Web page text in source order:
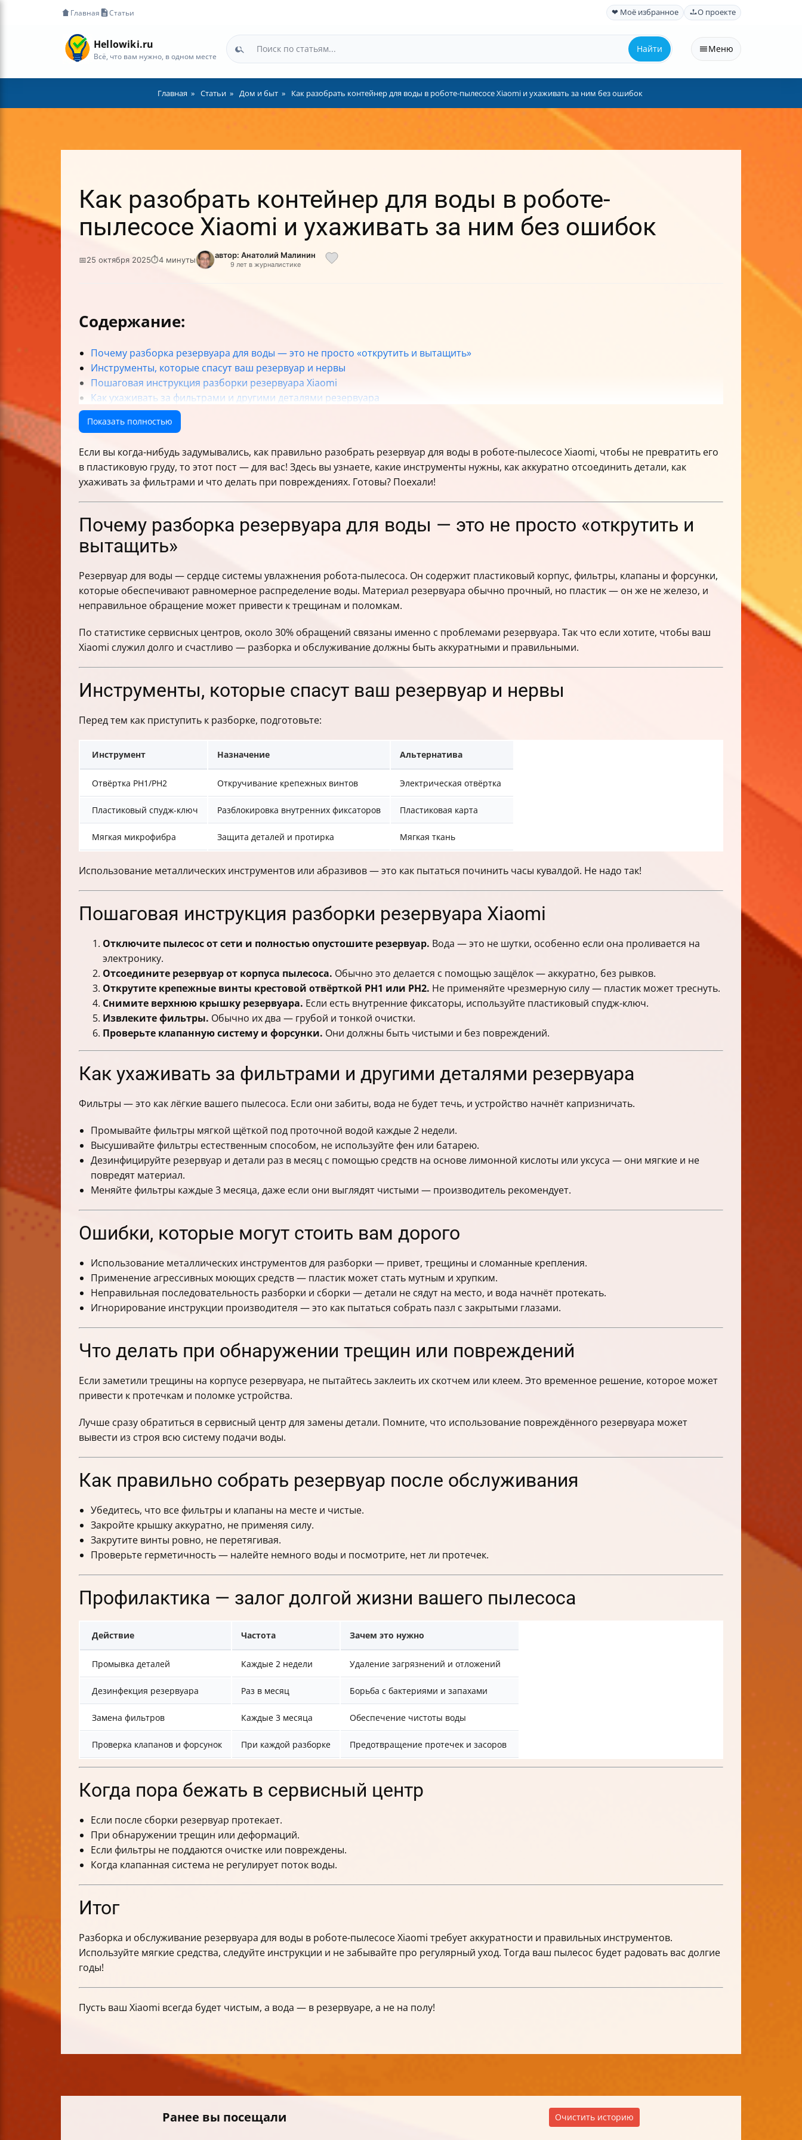
Главная Статьи ❤ Моё избранное О проекте
Hellowiki.ru
Всё, что вам нужно, в одном месте
Найти Меню
Главная Статьи Дом и быт Как разобрать контейнер для воды в роботе-пылесосе Xiaomi и ухаживать за ним без ошибок
Как разобрать контейнер для воды в роботе-
пылесосе Xiaomi и ухаживать за ним без ошибок
📅25 октября 2025⏱4 минуты автор: Анатолий Малинин
9 лет в журналистике
Содержание:
Почему разборка резервуара для воды — это не просто «открутить и вытащить»
Инструменты, которые спасут ваш резервуар и нервы
Пошаговая инструкция разборки резервуара Xiaomi
Как ухаживать за фильтрами и другими деталями резервуара
Ошибки, которые могут стоить вам дорого
Что делать при обнаружении трещин или повреждений
Профилактика — залог долгой жизни вашего пылесоса
Когда пора бежать в сервисный центр
Итог
Показать полностью
Если вы когда-нибудь задумывались, как правильно разобрать резервуар для воды в роботе-пылесосе Xiaomi, чтобы не превратить его
в пластиковую груду, то этот пост — для вас! Здесь вы узнаете, какие инструменты нужны, как аккуратно отсоединить детали, как
ухаживать за фильтрами и что делать при повреждениях. Готовы? Поехали!
Почему разборка резервуара для воды — это не просто «открутить и
вытащить»
Резервуар для воды — сердце системы увлажнения робота-пылесоса. Он содержит пластиковый корпус, фильтры, клапаны и форсунки,
которые обеспечивают равномерное распределение воды. Материал резервуара обычно прочный, но пластик — он же не железо, и
неправильное обращение может привести к трещинам и поломкам.
По статистике сервисных центров, около 30% обращений связаны именно с проблемами резервуара. Так что если хотите, чтобы ваш
Xiaomi служил долго и счастливо — разборка и обслуживание должны быть аккуратными и правильными.
Инструменты, которые спасут ваш резервуар и нервы
Перед тем как приступить к разборке, подготовьте:
Инструмент Назначение Альтернатива
Отвёртка PH1/PH2 Откручивание крепежных винтов Электрическая отвёртка
Пластиковый спудж-ключ Разблокировка внутренних фиксаторов Пластиковая карта
Мягкая микрофибра Защита деталей и протирка Мягкая ткань
Использование металлических инструментов или абразивов — это как пытаться починить часы кувалдой. Не надо так!
Пошаговая инструкция разборки резервуара Xiaomi
Отключите пылесос от сети и полностью опустошите резервуар. Вода — это не шутки, особенно если она проливается на
электронику.
Отсоедините резервуар от корпуса пылесоса. Обычно это делается с помощью защёлок — аккуратно, без рывков.
Открутите крепежные винты крестовой отвёрткой PH1 или PH2. Не применяйте чрезмерную силу — пластик может треснуть.
Снимите верхнюю крышку резервуара. Если есть внутренние фиксаторы, используйте пластиковый спудж-ключ.
Извлеките фильтры. Обычно их два — грубой и тонкой очистки.
Проверьте клапанную систему и форсунки. Они должны быть чистыми и без повреждений.
Как ухаживать за фильтрами и другими деталями резервуара
Фильтры — это как лёгкие вашего пылесоса. Если они забиты, вода не будет течь, и устройство начнёт капризничать.
Промывайте фильтры мягкой щёткой под проточной водой каждые 2 недели.
Высушивайте фильтры естественным способом, не используйте фен или батарею.
Дезинфицируйте резервуар и детали раз в месяц с помощью средств на основе лимонной кислоты или уксуса — они мягкие и не
повредят материал.
Меняйте фильтры каждые 3 месяца, даже если они выглядят чистыми — производитель рекомендует.
Ошибки, которые могут стоить вам дорого
Использование металлических инструментов для разборки — привет, трещины и сломанные крепления.
Применение агрессивных моющих средств — пластик может стать мутным и хрупким.
Неправильная последовательность разборки и сборки — детали не сядут на место, и вода начнёт протекать.
Игнорирование инструкции производителя — это как пытаться собрать пазл с закрытыми глазами.
Что делать при обнаружении трещин или повреждений
Если заметили трещины на корпусе резервуара, не пытайтесь заклеить их скотчем или клеем. Это временное решение, которое может
привести к протечкам и поломке устройства.
Лучше сразу обратиться в сервисный центр для замены детали. Помните, что использование повреждённого резервуара может
вывести из строя всю систему подачи воды.
Как правильно собрать резервуар после обслуживания
Убедитесь, что все фильтры и клапаны на месте и чистые.
Закройте крышку аккуратно, не применяя силу.
Закрутите винты ровно, не перетягивая.
Проверьте герметичность — налейте немного воды и посмотрите, нет ли протечек.
Профилактика — залог долгой жизни вашего пылесоса
Действие Частота Зачем это нужно
Промывка деталей Каждые 2 недели Удаление загрязнений и отложений
Дезинфекция резервуара Раз в месяц Борьба с бактериями и запахами
Замена фильтров Каждые 3 месяца Обеспечение чистоты воды
Проверка клапанов и форсунок При каждой разборке Предотвращение протечек и засоров
Когда пора бежать в сервисный центр
Если после сборки резервуар протекает.
При обнаружении трещин или деформаций.
Если фильтры не поддаются очистке или повреждены.
Когда клапанная система не регулирует поток воды.
Итог
Разборка и обслуживание резервуара для воды в роботе-пылесосе Xiaomi требует аккуратности и правильных инструментов.
Используйте мягкие средства, следуйте инструкции и не забывайте про регулярный уход. Тогда ваш пылесос будет радовать вас долгие
годы!
Пусть ваш Xiaomi всегда будет чистым, а вода — в резервуаре, а не на полу!
Ранее вы посещали Очистить историю